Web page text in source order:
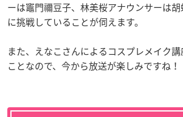
ーは竈門禰豆子、林美桜アナウンサーは
に挑戦していることが伺えます。
また、えなこさんによるコスプレメイク
ことなので、今から放送が楽しみですね！